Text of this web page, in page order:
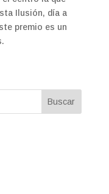
Ilusión, día a
premio es un